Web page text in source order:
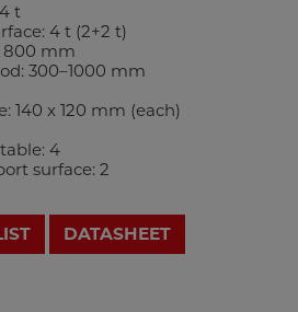
t
4 t (2+2 t)
800 mm
300–1000 mm
140 x 120 mm (each)
4
surface: 2
DATASHEET